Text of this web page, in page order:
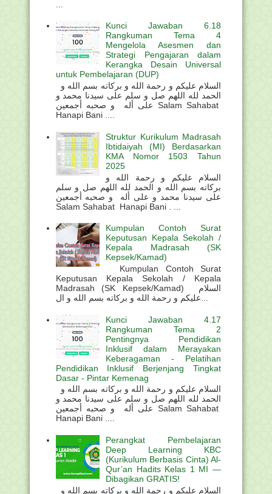
Kunci Jawaban 6.18
Rangkuman Tema 4
Mengelola Asesmen dan
Strategi Pengajaran dalam
Kerangka Desain Universal
untuk Pembelajaran (DUP)
الحمد لله اللهم صل و سلم على سيدنا محمد و
على أله و صحبه أجمعين Salam Sahabat
Hanapi Bani ....
Struktur Kurikulum Madrasah
Ibtidaiyah (MI) Berdasarkan
KMA Nomor 1503 Tahun
2025
السلام عليكم و رحمة الله و
بركاته بسم الله و الحمد لله اللهم صل و سلم
على سيدنا محمد و على أله و صحبه أجمعين
Salam Sahabat Hanapi Bani . ...
Kumpulan Contoh Surat
Keputusan Kepala Sekolah /
Kepala Madrasah (SK
Kepsek/Kamad)
Kumpulan Contoh Surat
Keputusan Kepala Sekolah / Kepala
Madrasah (SK Kepsek/Kamad) السلام
Kunci Jawaban 4.17
Rangkuman Tema 2
Pentingnya Pendidikan
Inklusif dalam Merayakan
Keberagaman - Pelatihan
Pendidikan Inklusif Berjenjang Tingkat
Dasar - Pintar Kemenag
الحمد لله اللهم صل و سلم على سيدنا محمد و
على أله و صحبه أجمعين Salam Sahabat
Hanapi Bani ....
Perangkat Pembelajaran
Deep Learning KBC
(Kurikulum Berbasis Cinta) Al-
Qur’an Hadits Kelas 1 MI —
Dibagikan GRATIS!